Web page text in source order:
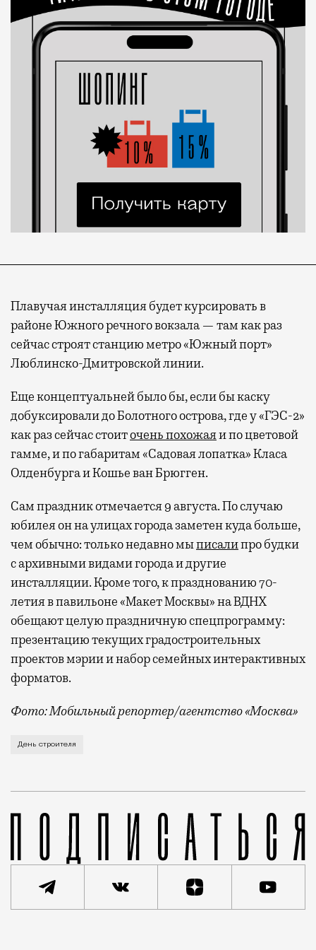
Плавучая инсталляция будет курсировать в
районе Южного речного вокзала — там как раз
сейчас строят станцию метро «Южный порт»
Люблинско-Дмитровской линии.
Еще концептуальней было бы, если бы каску
добуксировали до Болотного острова, где у «ГЭС-2»
как раз сейчас стоиточень похожаяи по цветовой
гамме, и по габаритам «Садовая лопатка» Класа
Олденбурга и Кошье ван Брюгген.
Сам праздник отмечается 9 августа. По случаю
юбилея он на улицах города заметен куда больше,
чем обычно: только недавно мыписалипро будки
с архивными видами города и другие
инсталляции. Кроме того, к празднованию 70-
летия в павильоне «Макет Москвы» на ВДНХ
обещают целую праздничную спецпрограмму:
презентацию текущих градостроительных
проектов мэрии и набор семейных интерактивных
форматов.
Фото: Мобильный репортер/агентство «Москва»
Это каска в фирменных цветах департамента
День строителя